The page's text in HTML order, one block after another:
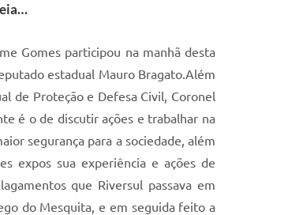
Gomes participou na manhã desta
estadual Mauro Bragato.Além
de Proteção e Defesa Civil, Coronel
é o de discutir ações e trabalhar na
segurança para a sociedade, além
expos sua experiência e ações de
que Riversul passava em
do Mesquita, e em seguida feito a